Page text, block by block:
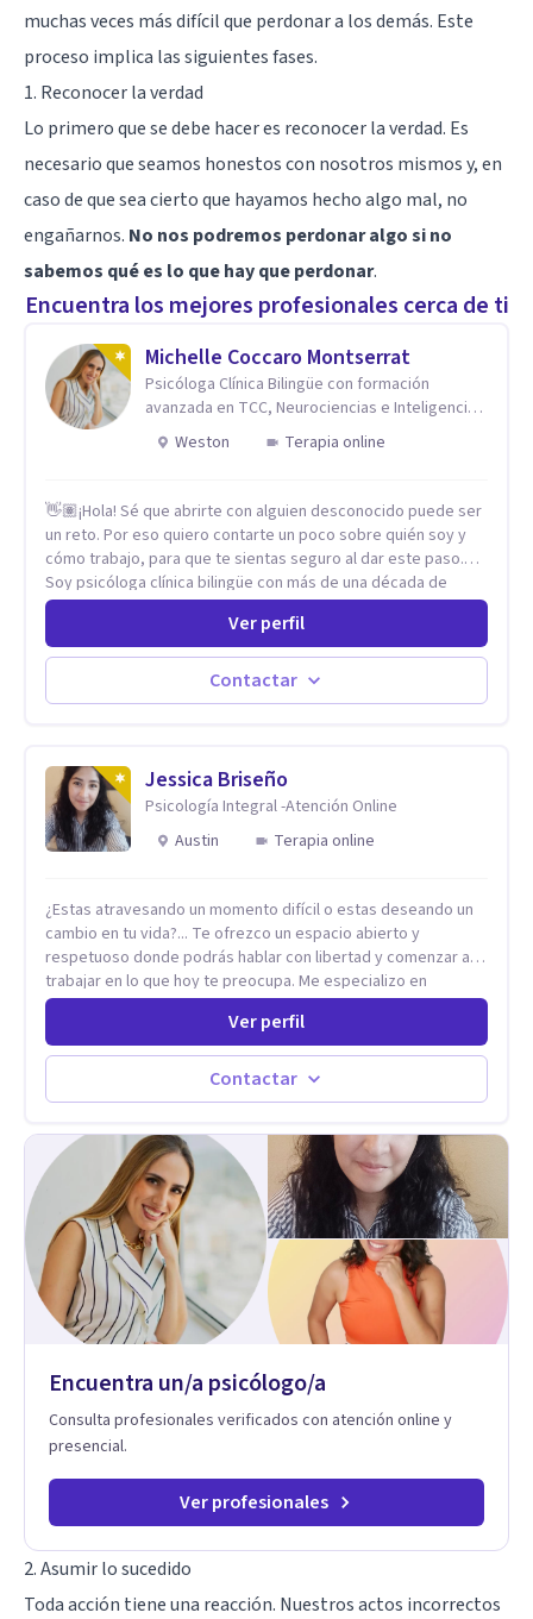
muchas veces más difícil que perdonar a los demás. Este
proceso implica las siguientes fases.
1. Reconocer la verdad
Lo primero que se debe hacer es reconocer la verdad. Es
necesario que seamos honestos con nosotros mismos y, en
caso de que sea cierto que hayamos hecho algo mal, no
engañarnos. No nos podremos perdonar algo si no
sabemos qué es lo que hay que perdonar.
Encuentra los mejores profesionales cerca de ti
Michelle Coccaro Montserrat
Psicóloga Clínica Bilingüe con formación
avanzada en TCC, Neurociencias e Inteligencia
Emocional.
Weston Terapia online
👋🏽¡Hola! Sé que abrirte con alguien desconocido puede ser
un reto. Por eso quiero contarte un poco sobre quién soy y
cómo trabajo, para que te sientas seguro al dar este paso.
Soy psicóloga clínica bilingüe con más de una década de
experiencia. He dictado conferencias, escrito artículos y
ejercido como profesora universitaria. Un dato curioso: he
vivido en varios países y conozco de primera mano lo que
significa ser migrante, adaptarse a los cambios y empezar de
nuevo.
Ver perfil
Contactar
Jessica Briseño
Psicología Integral -Atención Online
Austin
Terapia online
¿Estas atravesando un momento difícil o estas deseando un
cambio en tu vida?... Te ofrezco un espacio abierto y
respetuoso donde podrás hablar con libertad y comenzar a
trabajar en lo que hoy te preocupa. Me especializo en
Trastornos de Ansiedad y a lo largo de mi experiencia
profesional he acompañado a muchas Familias y Parejas con
distintas problemáticas como el manejo del estrés,
Autoestima, Gestión de la Ira, Depresión, Retos en la Crianza,
Codependencia, Celos, entre otros. Cuento con más de 12
trabajado en distintos contextos clínicos con niños,
Adolescentes y Adultos
Ver perfil
Contactar
Encuentra un/a psicólogo/a
Consulta profesionales verificados con atención online y
presencial.
Ver profesionales
2. Asumir lo sucedido
Toda acción tiene una reacción. Nuestros actos incorrectos